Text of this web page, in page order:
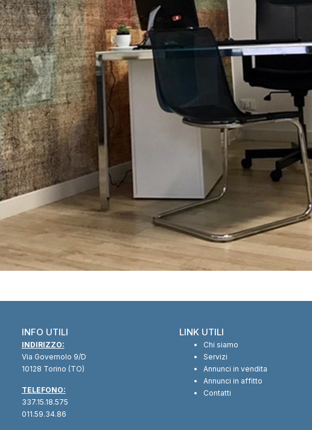
INFO UTILI
INDIRIZZO:
Via Governolo 9/D
10128 Torino (TO)
TELEFONO:
337.15.18.575
011.59.34.86
LINK UTILI
Chi siamo
Servizi
Annunci in vendita
Annunci in affitto
Contatti